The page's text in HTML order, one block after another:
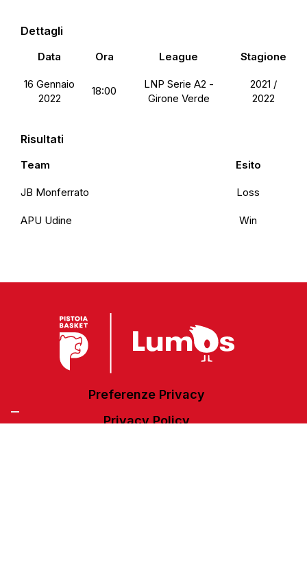
Dettagli
Data Ora League Stagione
16 Gennaio
2022
18:00
LNP Serie A2 -
Girone Verde
2021 /
2022
Risultati
Team Esito
JB Monferrato Loss
APU Udine Win
Preferenze Privacy
Privacy Policy